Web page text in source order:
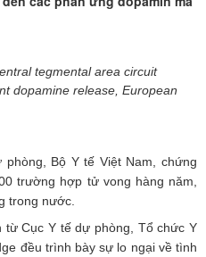
tegmental area circuit
dopamine release, European
Bộ Y tế Việt Nam, chứng
trường hợp tử vong hàng năm,
trong nước.
từ Cục Y tế dự phòng, Tổ chức Y
đều trình bày sự lo ngại về tình